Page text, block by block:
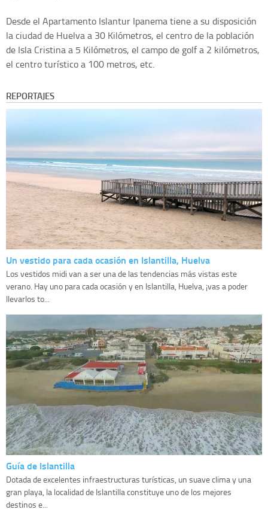
Desde el Apartamento Islantur Ipanema tiene a su disposición
la ciudad de Huelva a 30 Kilómetros, el centro de la población
de Isla Cristina a 5 Kilómetros, el campo de golf a 2 kilómetros,
el centro turístico a 100 metros, etc.
REPORTAJES
Un vestido para cada ocasión en Islantilla, Huelva
Los vestidos midi van a ser una de las tendencias más vistas este
verano. Hay uno para cada ocasión y en Islantilla, Huelva, ¡vas a poder
llevarlos to...
Guía de Islantilla
Dotada de excelentes infraestructuras turísticas, un suave clima y una
gran playa, la localidad de Islantilla constituye uno de los mejores
destinos e...